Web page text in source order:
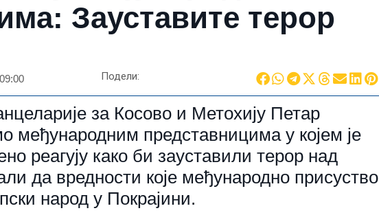
Зауставите терор
09:00 Подели:
за Косово и Метохију Петар
међународним представницима у којем је
реагују како би зауставили терор над
да вредности које међународно присуство
народ у Покрајини.